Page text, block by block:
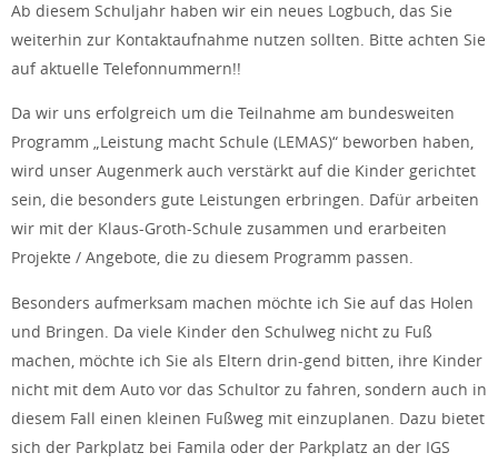
Ab diesem Schuljahr haben wir ein neues Logbuch, das Sie
weiterhin zur Kontaktaufnahme nutzen sollten. Bitte achten Sie
auf aktuelle Telefonnummern!!
Da wir uns erfolgreich um die Teilnahme am bundesweiten
Programm „Leistung macht Schule (LEMAS)“ beworben haben,
wird unser Augenmerk auch verstärkt auf die Kinder gerichtet
sein, die besonders gute Leistungen erbringen. Dafür arbeiten
wir mit der Klaus-Groth-Schule zusammen und erarbeiten
Projekte / Angebote, die zu diesem Programm passen.
Besonders aufmerksam machen möchte ich Sie auf das Holen
und Bringen. Da viele Kinder den Schulweg nicht zu Fuß
machen, möchte ich Sie als Eltern drin-gend bitten, ihre Kinder
nicht mit dem Auto vor das Schultor zu fahren, sondern auch in
diesem Fall einen kleinen Fußweg mit einzuplanen. Dazu bietet
sich der Parkplatz bei Famila oder der Parkplatz an der IGS